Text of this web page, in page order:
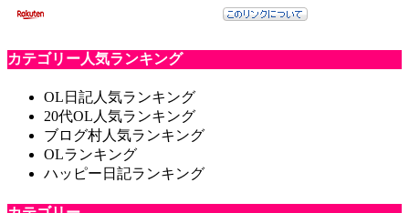
カテゴリー人気ランキング
OL日記人気ランキング
20代OL人気ランキング
ブログ村人気ランキング
OLランキング
ハッピー日記ランキング